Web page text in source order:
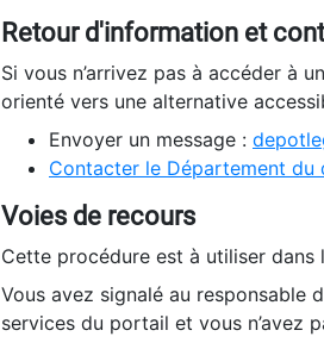
Retour d'information et
Si vous n’arrivez pas à accéder à
orienté vers une alternative
Envoyer un message :
Contacter le Département
Voies de recours
Cette procédure est à utiliser dans
Vous avez signalé au responsable
services du portail et vous n’avez